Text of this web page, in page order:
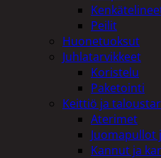
Peilit
Huonetuoksut
Juhlatarvikkeet
Koristelu
Paketointi
Keittiö ja
Aterimet
Juomapullot
Kannut ja